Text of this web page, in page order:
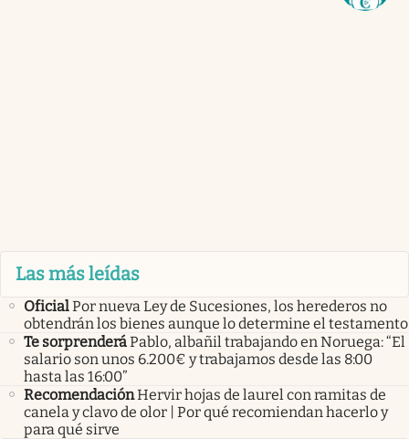
Las más leídas
OficialPor nueva Ley de Sucesiones, los herederos no
obtendrán los bienes aunque lo determine el testamento
Te sorprenderáPablo, albañil trabajando en Noruega: “El
salario son unos 6.200€ y trabajamos desde las 8:00
hasta las 16:00”
RecomendaciónHervir hojas de laurel con ramitas de
canela y clavo de olor | Por qué recomiendan hacerlo y
para qué sirve